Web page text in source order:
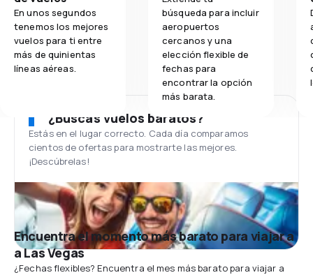
En unos segundos
tenemos los mejores
vuelos para ti entre
más de quinientas
líneas aéreas.
búsqueda para incluir
aeropuertos
cercanos y una
elección flexible de
fechas para
encontrar la opción
más barata.
¿Buscas vuelos baratos?
Estás en el lugar correcto. Cada día comparamos
cientos de ofertas para mostrarte las mejores.
¡Descúbrelas!
Encuentra el momento más barato para viajar a
a Las Vegas
¿Fechas flexibles? Encuentra el mes más barato para viajar a